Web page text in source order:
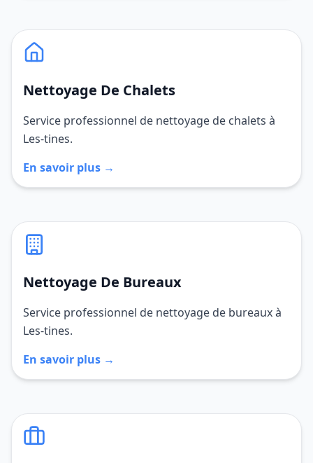
Nettoyage De Chalets
Service professionnel de nettoyage de chalets à
Les-tines.
En savoir plus →
Nettoyage De Bureaux
Service professionnel de nettoyage de bureaux à
Les-tines.
En savoir plus →